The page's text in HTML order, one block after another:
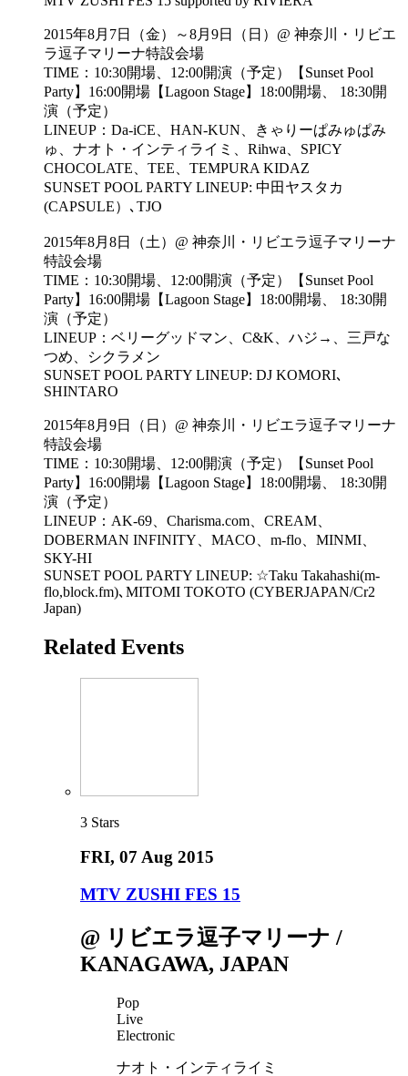
2015年8月7日（金）～8月9日（日）@ 神奈川・リビエ
ラ逗子マリーナ特設会場
TIME：10:30開場、12:00開演（予定）【Sunset Pool
Party】16:00開場【Lagoon Stage】18:00開場、 18:30開
演（予定）
LINEUP：Da-iCE、HAN-KUN、きゃりーぱみゅぱみ
ゅ、ナオト・インティライミ、Rihwa、SPICY
CHOCOLATE、TEE、TEMPURA KIDAZ
SUNSET POOL PARTY LINEUP: 中田ヤスタカ
(CAPSULE）､TJO
2015年8月8日（土）@ 神奈川・リビエラ逗子マリーナ
特設会場
TIME：10:30開場、12:00開演（予定）【Sunset Pool
Party】16:00開場【Lagoon Stage】18:00開場、 18:30開
演（予定）
LINEUP：ベリーグッドマン、C&K、ハジ→、三戸な
つめ、シクラメン
​SUNSET POOL PARTY LINEUP: DJ KOMORI､
SHINTARO
2015年8月9日（日）@ 神奈川・リビエラ逗子マリーナ
特設会場
TIME：10:30開場、12:00開演（予定）【Sunset Pool
Party】16:00開場【Lagoon Stage】18:00開場、 18:30開
演（予定）
LINEUP：AK-69、Charisma.com、CREAM、
DOBERMAN INFINITY、MACO、m-flo、MINMI、
SKY-HI
​SUNSET POOL PARTY LINEUP: ☆Taku Takahashi(m-
flo,block.fm)､MITOMI TOKOTO (CYBERJAPAN/Cr2
Japan)
Related Events
3 Stars
FRI, 07 Aug 2015
MTV ZUSHI FES 15
@ リビエラ逗子マリーナ /
KANAGAWA, JAPAN
Pop
Live
Electronic
ナオト・インティライミ